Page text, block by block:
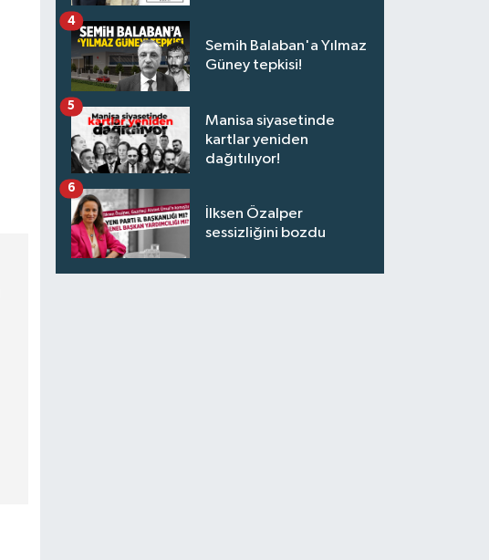
Semih Balaban'a Yılmaz
Güney tepkisi!
4
Manisa siyasetinde
kartlar yeniden
dağıtılıyor!
5
İlksen Özalper
sessizliğini bozdu
6